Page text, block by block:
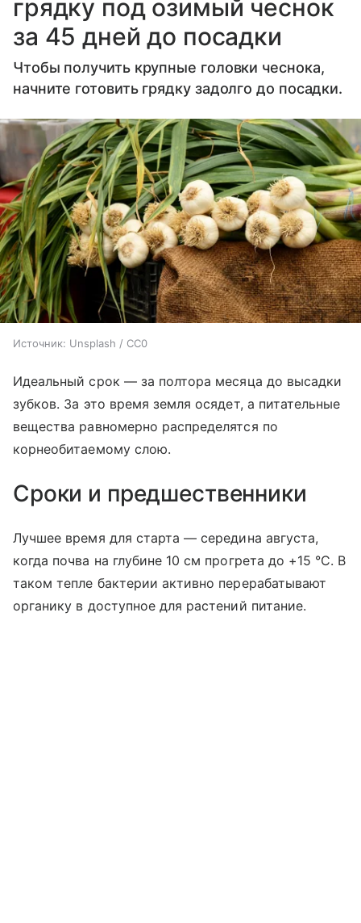
грядку под озимый чеснок
за 45 дней до посадки
Чтобы получить крупные головки чеснока,
начните готовить грядку задолго до посадки.
Источник: Unsplash / CC0
Идеальный срок — за полтора месяца до высадки
зубков. За это время земля осядет, а питательные
вещества равномерно распределятся по
корнеобитаемому слою.
Сроки и предшественники
Лучшее время для старта — середина августа,
когда почва на глубине 10 см прогрета до +15 °C. В
таком тепле бактерии активно перерабатывают
органику в доступное для растений питание.